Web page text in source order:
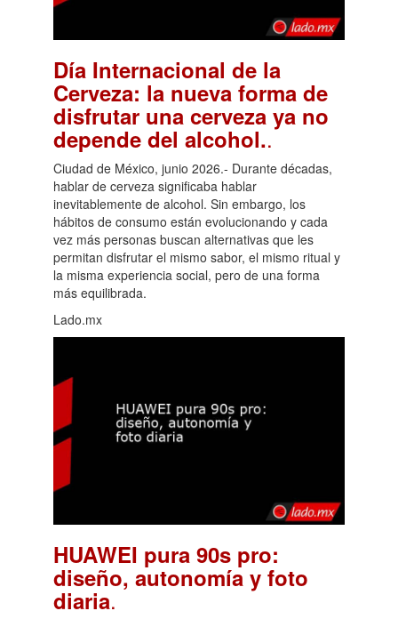
Día Internacional de la
Cerveza: la nueva forma de
disfrutar una cerveza ya no
depende del alcohol..
Ciudad de México, junio 2026.- Durante décadas,
hablar de cerveza significaba hablar
inevitablemente de alcohol. Sin embargo, los
hábitos de consumo están evolucionando y cada
vez más personas buscan alternativas que les
permitan disfrutar el mismo sabor, el mismo ritual y
la misma experiencia social, pero de una forma
más equilibrada.
Lado.mx
HUAWEI pura 90s pro:
diseño, autonomía y foto
diaria.